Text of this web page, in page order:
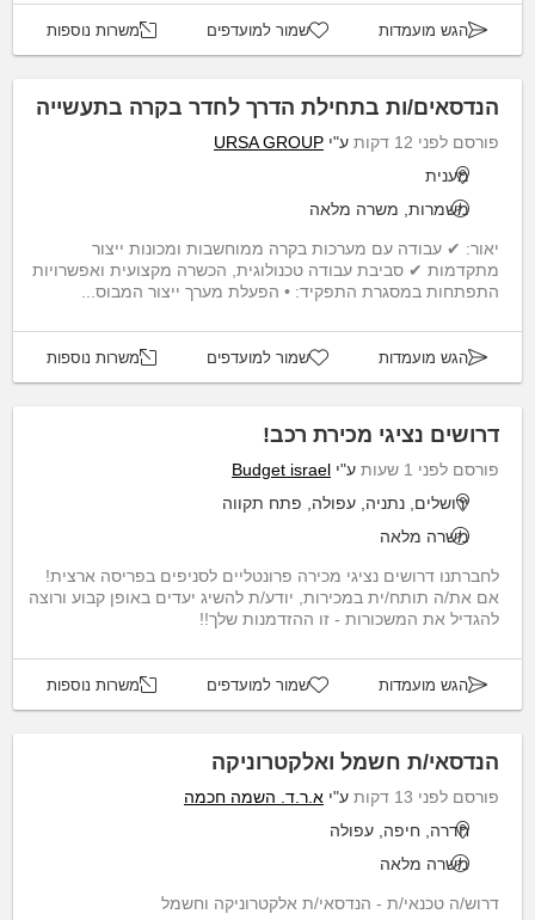
הגש מועמדות שמור למועדפים משרות נוספות
הנדסאים/ות בתחילת הדרך לחדר בקרה בתעשייה
פורסם לפני 12 דקות ע"י URSA GROUP
מענית
משמרות, משרה מלאה
יאור: ✔ עבודה עם מערכות בקרה ממוחשבות ומכונות ייצור
מתקדמות ✔ סביבת עבודה טכנולוגית, הכשרה מקצועית ואפשרויות
התפתחות במסגרת התפקיד: • הפעלת מערך ייצור המבוס...
הגש מועמדות שמור למועדפים משרות נוספות
דרושים נציגי מכירת רכב!
פורסם לפני 1 שעות ע"י Budget israel
ירושלים, נתניה, עפולה, פתח תקווה
משרה מלאה
לחברתנו דרושים נציגי מכירה פרונטליים לסניפים בפריסה ארצית!
אם את/ה תותח/ית במכירות, יודע/ת להשיג יעדים באופן קבוע ורוצה
להגדיל את המשכורות - זו ההזדמנות שלך!!
הגש מועמדות שמור למועדפים משרות נוספות
הנדסאי/ת חשמל ואלקטרוניקה
פורסם לפני 13 דקות ע"י א.ר.ד. השמה חכמה
חדרה, חיפה, עפולה
משרה מלאה
דרוש/ה טכנאי/ת - הנדסאי/ת אלקטרוניקה וחשמל